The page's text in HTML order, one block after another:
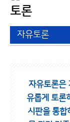
토론
자유토론
자유토론은
유롭게 토론
시판을 통합